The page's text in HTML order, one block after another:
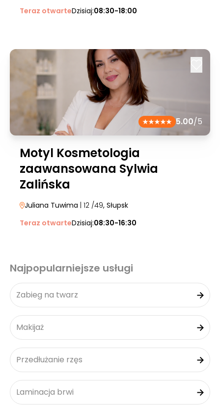
Teraz otwarteDzisiaj:08:30-18:00
5.00/5
Motyl Kosmetologia
zaawansowana Sylwia
Zalińska
Juliana Tuwima | 12 /49, Słupsk
Teraz otwarteDzisiaj:08:30-16:30
Najpopularniejsze usługi
Zabieg na twarz
Makijaż
Przedłużanie rzęs
Laminacja brwi